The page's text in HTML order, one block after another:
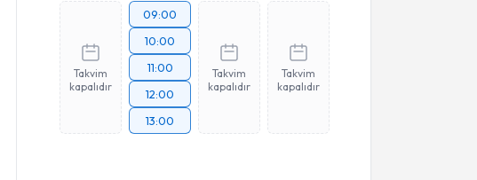
Takvim
kapalıdır
09:00
10:00
11:00
12:00
13:00
Takvim
kapalıdır
Takvim
kapalıdır